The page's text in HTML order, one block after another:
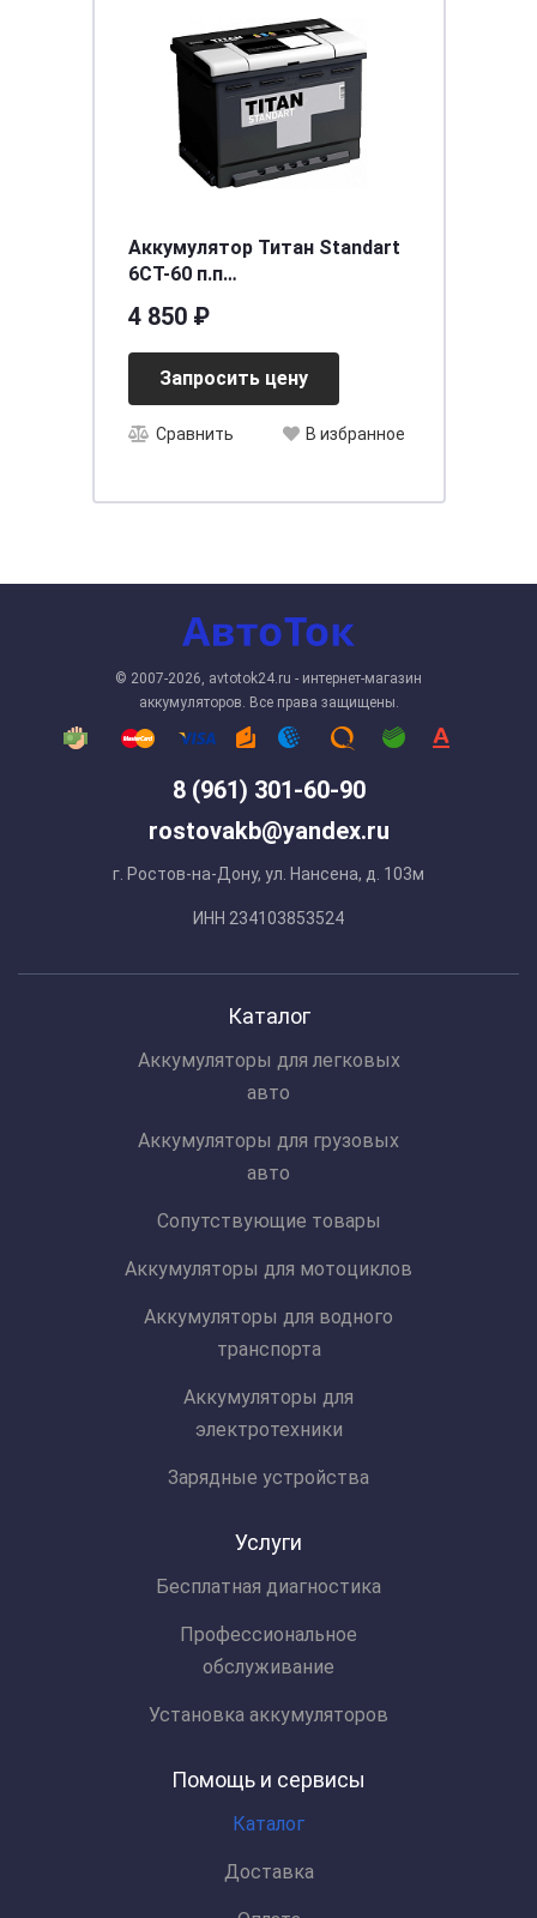
Аккумулятор Титан Standart
6СТ-60 п.п
4 850 ₽
Запросить цену
Сравнить В избранное
8 (961) 301-60-90
rostovakb@yandex.ru
г. Ростов-на-Дону, ул. Нансена, д. 103м
ИНН 234103853524
© 2007-2026, avtotok24.ru - интернет-магазин
аккумуляторов. Все права защищены.
Каталог
Аккумуляторы для легковых
авто
Аккумуляторы для грузовых
авто
Сопутствующие товары
Аккумуляторы для мотоциклов
Аккумуляторы для водного
транспорта
Аккумуляторы для
электротехники
Зарядные устройства
Услуги
Бесплатная диагностика
Профессиональное
обслуживание
Установка аккумуляторов
Помощь и сервисы
Каталог
Доставка